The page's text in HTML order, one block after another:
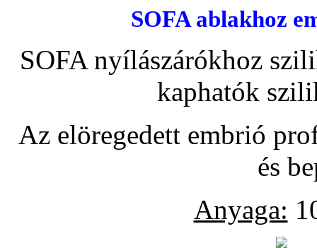
SOFA ablakhoz
SOFA nyílászárókhoz
kaphatók
Az elöregedett embrió
és
Anyaga: